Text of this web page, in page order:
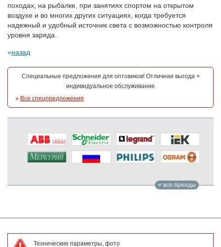
походах, на рыбалке, при занятиях спортом на открытом
воздухе и во многих других ситуациях, когда требуется
надежный и удобный источник света с возможностью контроля
уровня заряда.
назад
Специальные предложения для оптовиков! Отличная выгода +
индивидуальное обслуживание
» Все спецпредложения
все бренды
Технические параметры, фото